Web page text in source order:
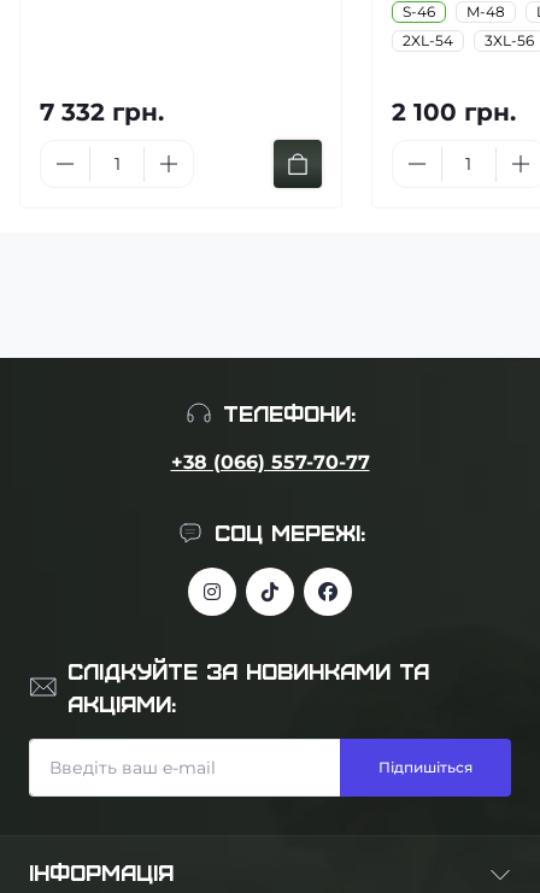
7 332 грн.
S-46 M-48
2XL-54
3XL-56
2 100 грн.
ТЕЛЕФОНИ:
+38 (066) 557-70-77
СОЦ МЕРЕЖІ:
СЛІДКУЙТЕ ЗА НОВИНКАМИ ТА
АКЦІЯМИ:
Підпишіться
ІНФОРМАЦІЯ